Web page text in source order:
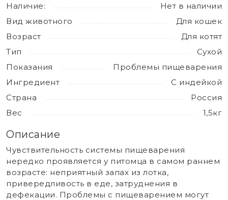
Наличие:
Нет в наличии
Вид животного
Для кошек
Возраст
Для котят
Тип
Сухой
Показания
Проблемы пищеварения
Ингредиент
С индейкой
Страна
Россия
Вес
1,5кг
Описание
Чувствительность системы пищеварения
нередко проявляется у питомца в самом раннем
возрасте: неприятный запах из лотка,
привередливость в еде, затруднения в
дефекации. Проблемы с пищеварением могут